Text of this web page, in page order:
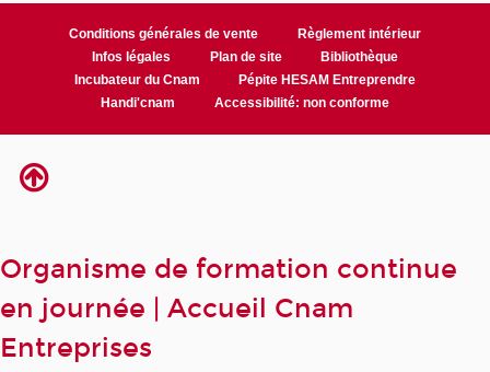
Conditions générales de vente
Règlement intérieur
Infos légales
Plan de site
Bibliothèque
Incubateur du Cnam
Pépite HESAM Entreprendre
Handi'cnam
Accessibilité: non conforme
Organisme de formation continue
en journée | Accueil Cnam
Entreprises